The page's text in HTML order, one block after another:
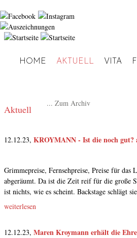
Jump to navigation
HOME AKTUELL VITA
Aktuell ... Zum Archiv
12.12.23, KROYMANN - Ist die noch
Grimmepreise, Fernsehpreise, Preise für das
abgeräumt. Da ist die Zeit reif für die große
ist nichts, wie es scheint. Backstage schlägt
weiterlesen
12.12.23, Maren Kroymann erhält die